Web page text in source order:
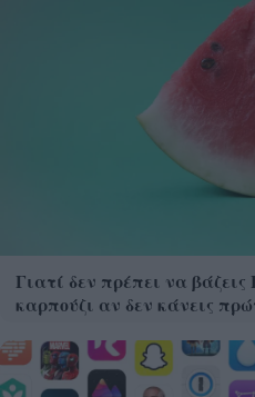
Γιατί δεν πρέπει να
καρπούζι αν δεν κάνεις